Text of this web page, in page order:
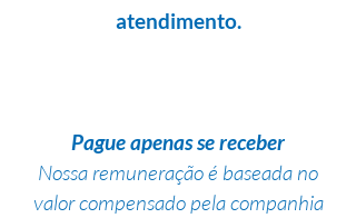
atendimento.
Pague apenas se receber
Nossa remuneração é baseada no
valor compensado pela companhia